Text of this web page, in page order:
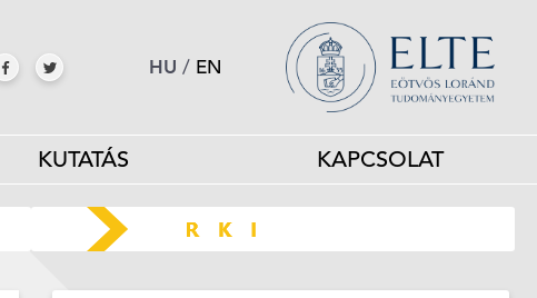
HU / EN
KUTATÁS KAPCSOLAT